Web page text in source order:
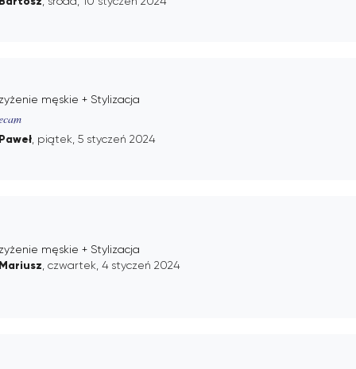
męskie + Stylizacja
Paweł , piątek, 5 styczeń 2024
męskie + Stylizacja
Mariusz , czwartek, 4 styczeń 2024